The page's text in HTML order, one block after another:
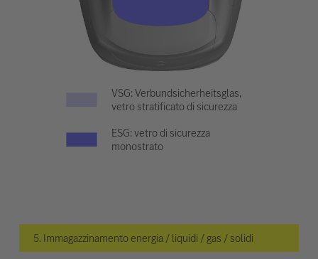
VSG: Verbundsicherheitsglas,
vetro stratificato di sicurezza
ESG: vetro di sicurezza
monostrato
5. Immagazzinamento energia / liquidi / gas / solidi